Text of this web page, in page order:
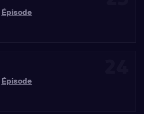
Épisode
Épisode